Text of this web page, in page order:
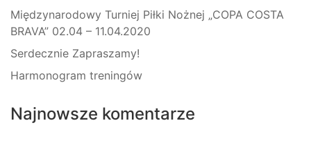
Międzynarodowy Turniej Piłki Nożnej „COPA COSTA
BRAVA” 02.04 – 11.04.2020
Serdecznie Zapraszamy!
Harmonogram treningów
Najnowsze komentarze